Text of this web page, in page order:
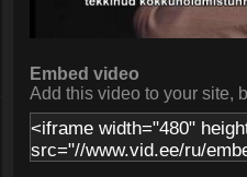
Embed video
Add this video to your site,